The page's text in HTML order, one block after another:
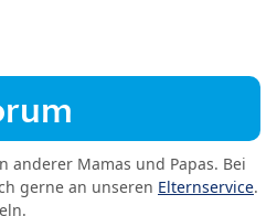
anderer Mamas und Papas. Bei
gerne an unseren Elternservice.